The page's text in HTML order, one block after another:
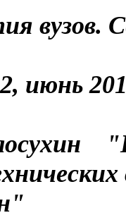
вузов.
июнь